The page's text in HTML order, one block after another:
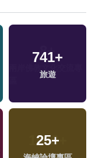
741+
旅遊
25+